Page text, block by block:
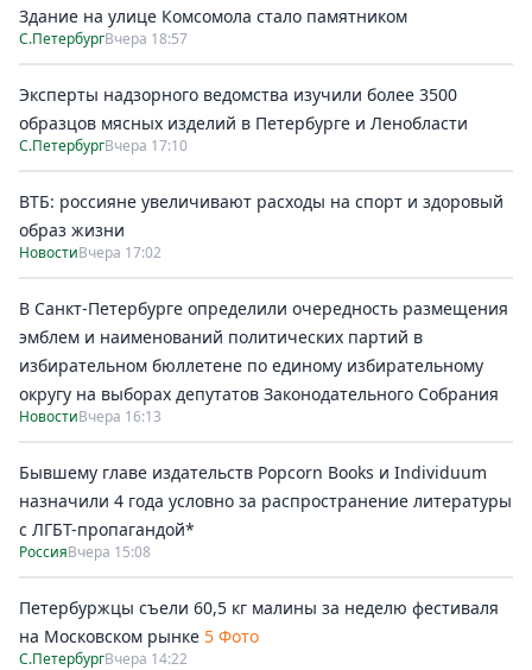
Здание на улице Комсомола стало памятником
С.ПетербургВчера 18:57
Эксперты надзорного ведомства изучили более 3500
образцов мясных изделий в Петербурге и Ленобласти
С.ПетербургВчера 17:10
ВТБ: россияне увеличивают расходы на спорт и здоровый
образ жизни
НовостиВчера 17:02
В Санкт-Петербурге определили очередность размещения
эмблем и наименований политических партий в
избирательном бюллетене по единому избирательному
округу на выборах депутатов Законодательного Собрания
НовостиВчера 16:13
Бывшему главе издательств Popcorn Books и Individuum
назначили 4 года условно за распространение литературы
с ЛГБТ-пропагандой*
РоссияВчера 15:08
Петербуржцы съели 60,5 кг малины за неделю фестиваля
на Московском рынке 5 Фото
С.ПетербургВчера 14:22